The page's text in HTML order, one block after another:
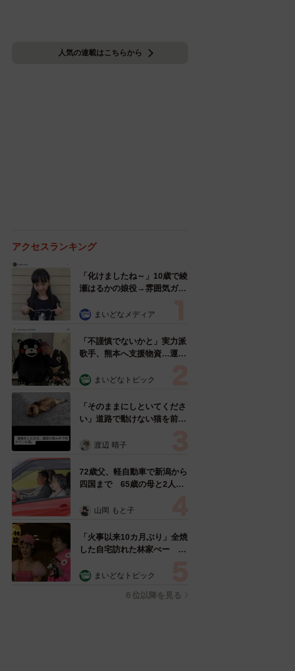
人気の連載はこちらから
アクセスランキング
「化けましたね～」10歳で綾
瀬はるかの娘役→雰囲気ガラ
雰囲気が」「宝塚に入れそ
まいどなメディア
「不謹慎でないかと」実力派
歌手、熊本へ支援物資…運搬
めらい 「痛いほど伝わる」
まいどなトピック
「そのままにしといてくださ
い」道路で動けない猫を前に
ようとした4日間 「命の重
表の訴え
渡辺 晴子
72歳父、軽自動車で新潟から
四国まで 65歳の母と2人で
憩まで分刻み… 「大学生で
山岡 もと子
「火事以来10カ月ぶり」全焼
した自宅訪れた林家ぺー 内
ン状態の部屋に呆然
まいどなトピック
６位以降を見る